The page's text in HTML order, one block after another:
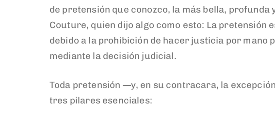
de pretensión que conozco, la más bella, profunda
Couture, quien dijo algo como esto: La pretensión
debido a la prohibición de hacer justicia por mano
mediante la decisión judicial.
Toda pretensión —y, en su contracara, la
tres pilares esenciales: